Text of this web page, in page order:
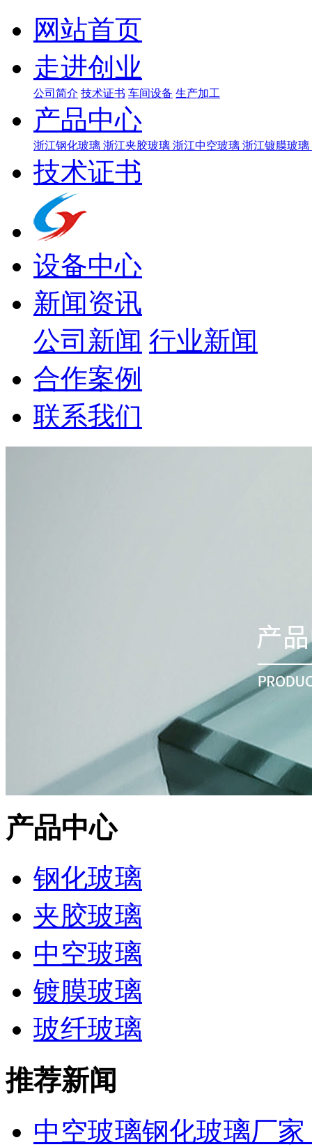
网站首页
走进创业
公司简介 技术证书 车间设备 生产加工
产品中心
浙江钢化玻璃 浙江夹胶玻璃 浙江中空玻璃 浙江镀膜玻璃
技术证书
设备中心
新闻资讯
公司新闻 行业新闻
合作案例
联系我们
产品中心
钢化玻璃
夹胶玻璃
中空玻璃
镀膜玻璃
玻纤玻璃
推荐新闻
中空玻璃钢化玻璃厂家